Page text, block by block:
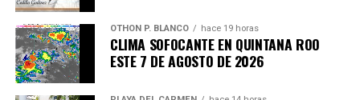
OTHON P. BLANCO hace 19 horas
CLIMA SOFOCANTE EN QUINTANA ROO
ESTE 7 DE AGOSTO DE 2026